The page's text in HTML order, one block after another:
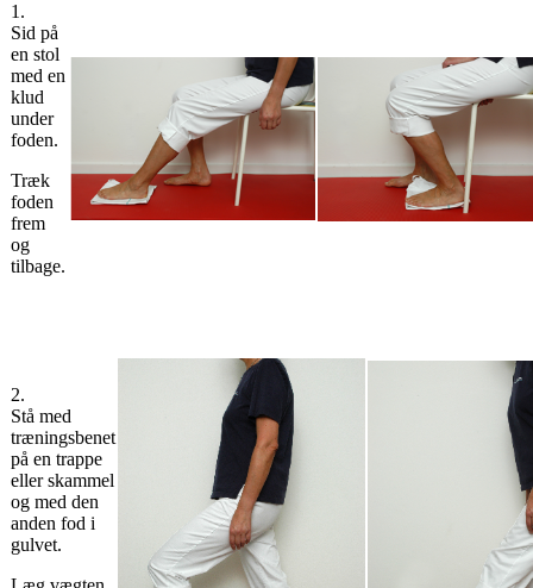
1.
Sid på
en stol
med en
klud
under
foden.
Træk
foden
frem
og
tilbage.
2.
Stå med
træningsbenet
på en trappe
eller skammel
og med den
anden fod i
gulvet.